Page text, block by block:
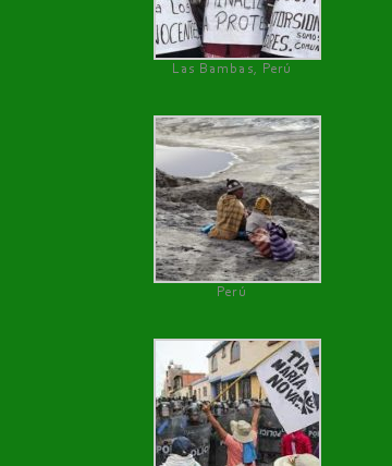
Las Bambas, Perú
Perú